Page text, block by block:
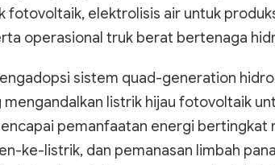
fotovoltaik, elektrolisis air untuk
operasional truk berat bertenaga
sistem quad-generation
mengandalkan listrik hijau fotovoltaik
pemanfaatan energi bertingkat
ke-listrik, dan pemanasan limbah